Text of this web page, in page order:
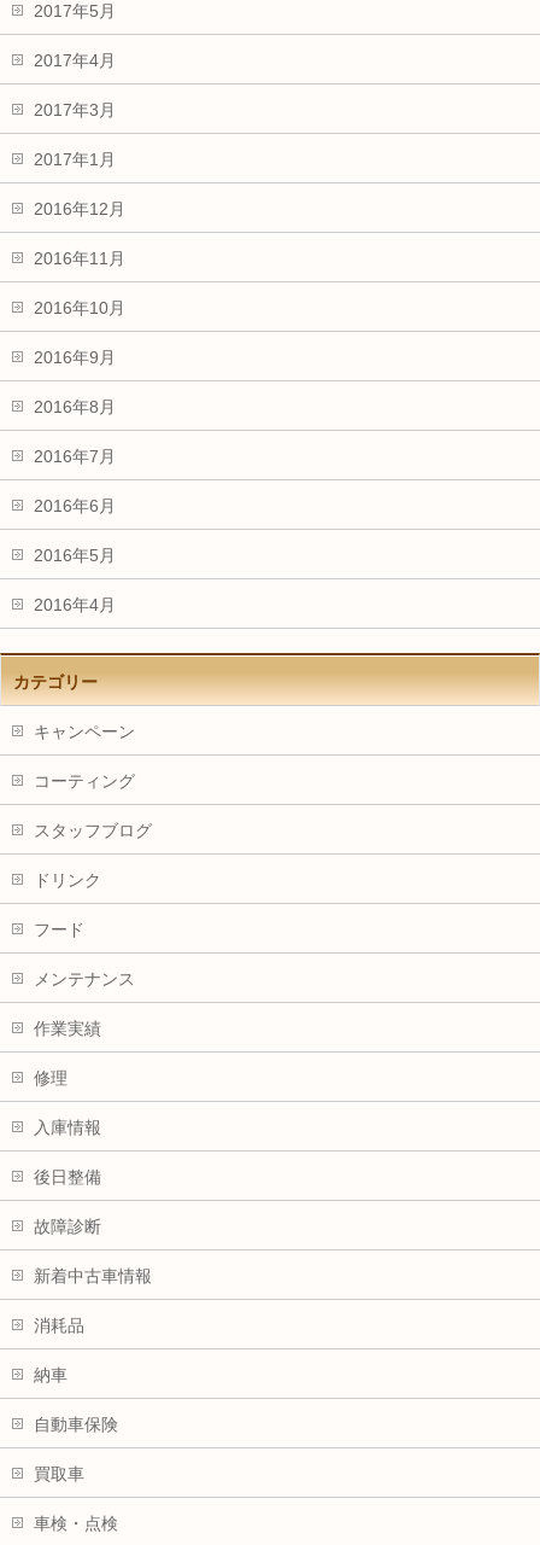
2017年5月
2017年4月
2017年3月
2017年1月
2016年12月
2016年11月
2016年10月
2016年9月
2016年8月
2016年7月
2016年6月
2016年5月
2016年4月
カテゴリー
キャンペーン
コーティング
スタッフブログ
ドリンク
フード
メンテナンス
作業実績
修理
入庫情報
後日整備
故障診断
新着中古車情報
消耗品
納車
自動車保険
買取車
車検・点検